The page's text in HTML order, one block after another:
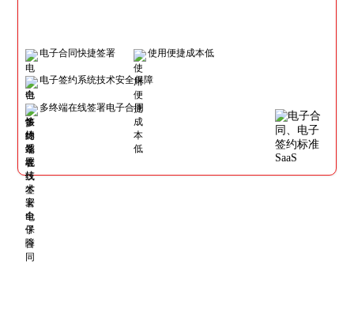
电子合同快捷签署 使用便捷成本低
电子签约系统技术安全保障
多终端在线签署电子合同